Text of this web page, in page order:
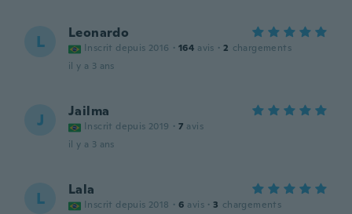
L Leonardo
Inscrit depuis 2016 · 164 avis · 2 chargements
il y a 3 ans
J Jailma
Inscrit depuis 2019 · 7 avis
il y a 3 ans
L Lala
Inscrit depuis 2018 · 6 avis · 3 chargements